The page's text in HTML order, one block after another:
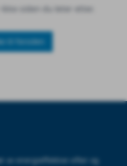
siden du leter etter.
til forsiden
av energieffektive vifter og